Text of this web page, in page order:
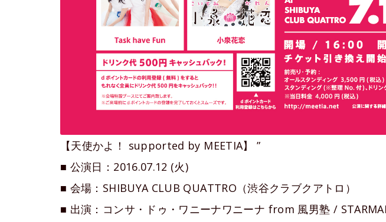
【天使かよ！ supported by MEETIA】 ”
■ 公演日：2016.07.12 (火)
■ 会場：SHIBUYA CLUB QUATTRO（渋谷クラブクアトロ）
■ 出演：コンサ・ドゥ・ワニーナワニーナ from 風男塾 /